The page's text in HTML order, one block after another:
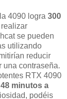
4090 logra 300
se pueden
utilizando
reducir
una contraseña.
RTX 4090
minutos a
podéis